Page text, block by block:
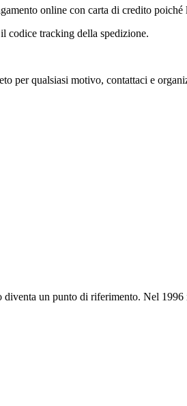
online con carta di credito
codice tracking della spedizione.
per qualsiasi motivo, contattaci e
un punto di riferimento. Nel